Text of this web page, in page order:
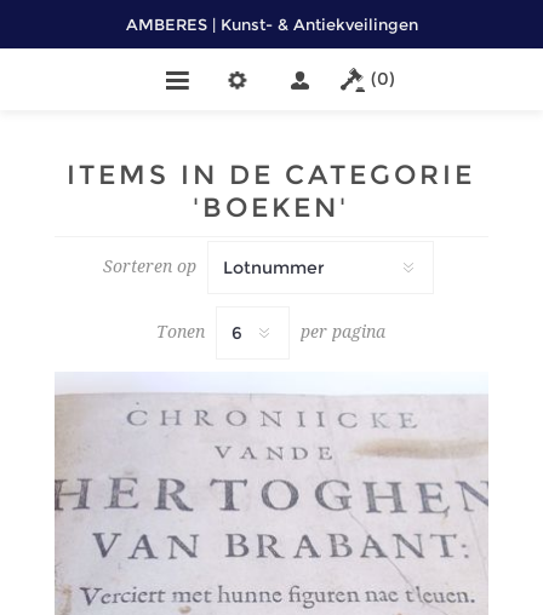
AMBERES | Kunst- & Antiekveilingen
(0)
ITEMS IN DE CATEGORIE
'BOEKEN'
Sorteren op
Tonen per pagina